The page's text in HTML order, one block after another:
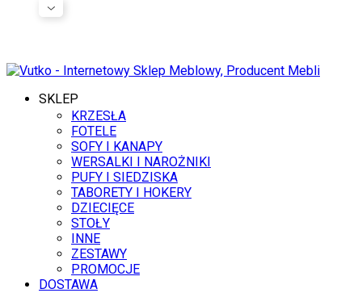
6 SIERPNIA 2026
SKLEP
KRZESŁA
FOTELE
SOFY I KANAPY
WERSALKI I NAROŻNIKI
PUFY I SIEDZISKA
TABORETY I HOKERY
DZIECIĘCE
STOŁY
INNE
ZESTAWY
PROMOCJE
DOSTAWA